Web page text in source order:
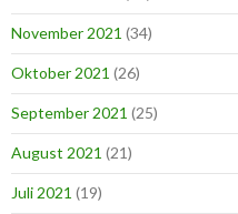
November 2021 (34)
Oktober 2021 (26)
September 2021 (25)
August 2021 (21)
Juli 2021 (19)